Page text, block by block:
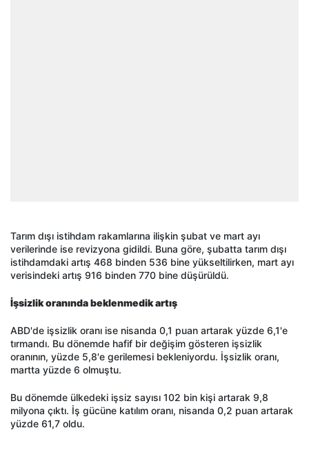
Tarım dışı istihdam rakamlarına ilişkin şubat ve mart ayı
verilerinde ise revizyona gidildi. Buna göre, şubatta tarım dışı
istihdamdaki artış 468 binden 536 bine yükseltilirken, mart ayı
verisindeki artış 916 binden 770 bine düşürüldü.
İşsizlik oranında beklenmedik artış
ABD'de işsizlik oranı ise nisanda 0,1 puan artarak yüzde 6,1'e
tırmandı. Bu dönemde hafif bir değişim gösteren işsizlik
oranının, yüzde 5,8'e gerilemesi bekleniyordu. İşsizlik oranı,
martta yüzde 6 olmuştu.
Bu dönemde ülkedeki işsiz sayısı 102 bin kişi artarak 9,8
milyona çıktı. İş gücüne katılım oranı, nisanda 0,2 puan artarak
yüzde 61,7 oldu.